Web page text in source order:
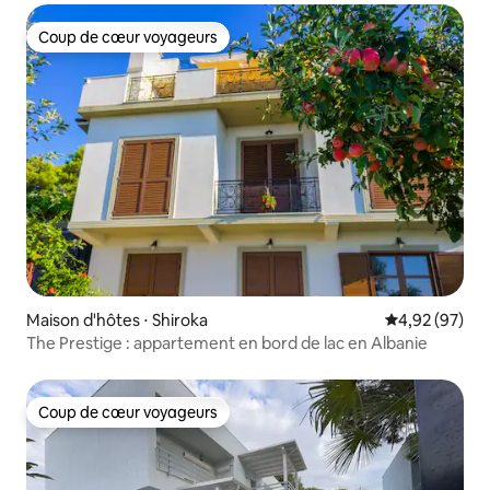
Coup de cœur voyageurs
Coup de cœur voyageurs
Maison d'hôtes ⋅ Shiroka Évaluation
4,92 (97)
The Prestige : appartement en bord de lac en Albanie
Coup de cœur voyageurs
Coup de cœur voyageurs